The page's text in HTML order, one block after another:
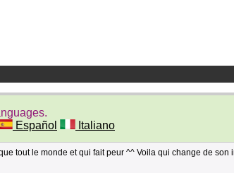
Español Italiano
tout le monde et qui fait peur ^^ Voila qui change de